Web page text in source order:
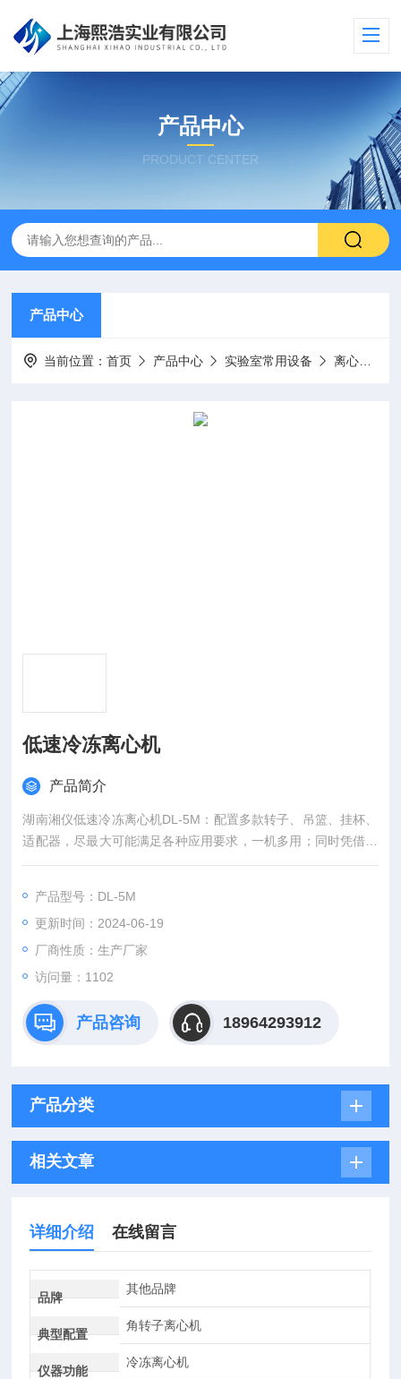
产品中心
PRODUCT CENTER
产品中心
当前位置：首页 产品中心 实验室常用设备 离心机
低速冷冻离心机
产品简介
湖南湘仪低速冷冻离心机DL-5M：配置多款转子、吊篮、挂杯、
适配器，尽最大可能满足各种应用要求，一机多用；同时凭借着
安全可靠的技术、多年生产经验、标准的生产工艺、过硬的质
离、提纯等行业一直保持着优异的口碑。
产品型号：DL-5M
更新时间：2024-06-19
厂商性质：生产厂家
访问量：1102
产品咨询 18964293912
产品分类
相关文章
详细介绍 在线留言
品牌
其他品牌
典型配置
角转子离心机
仪器功能
冷冻离心机